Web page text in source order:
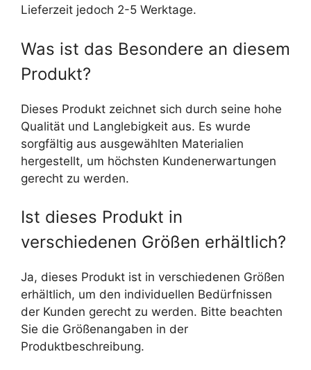
Lieferzeit jedoch 2-5 Werktage.
Was ist das Besondere an diesem
Produkt?
Dieses Produkt zeichnet sich durch seine hohe
Qualität und Langlebigkeit aus. Es wurde
sorgfältig aus ausgewählten Materialien
hergestellt, um höchsten Kundenerwartungen
gerecht zu werden.
Ist dieses Produkt in
verschiedenen Größen erhältlich?
Ja, dieses Produkt ist in verschiedenen Größen
erhältlich, um den individuellen Bedürfnissen
der Kunden gerecht zu werden. Bitte beachten
Sie die Größenangaben in der
Produktbeschreibung.